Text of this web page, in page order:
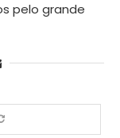
pelo grande